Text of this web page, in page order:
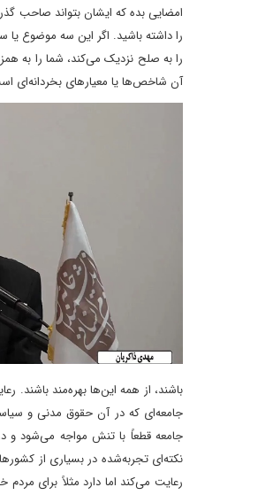
امضایی بده که ایشان بتواند صاحب
را داشته باشید. اگر این سه موضوع یا
را به صلح نزدیک می‌کند، شما را به
آن شاخص‌ها یا معیارهای بخردانه‌ای
باشند، از همه این‌ها بهره‌مند
جامعه‌ای که در آن حقوق مدنی و
جامعه قطعاً با تنش مواجه می‌شود و
نکته‌ای تجربه‌شده در بسیاری از
رعایت می‌کند اما دارد مثلاً برای